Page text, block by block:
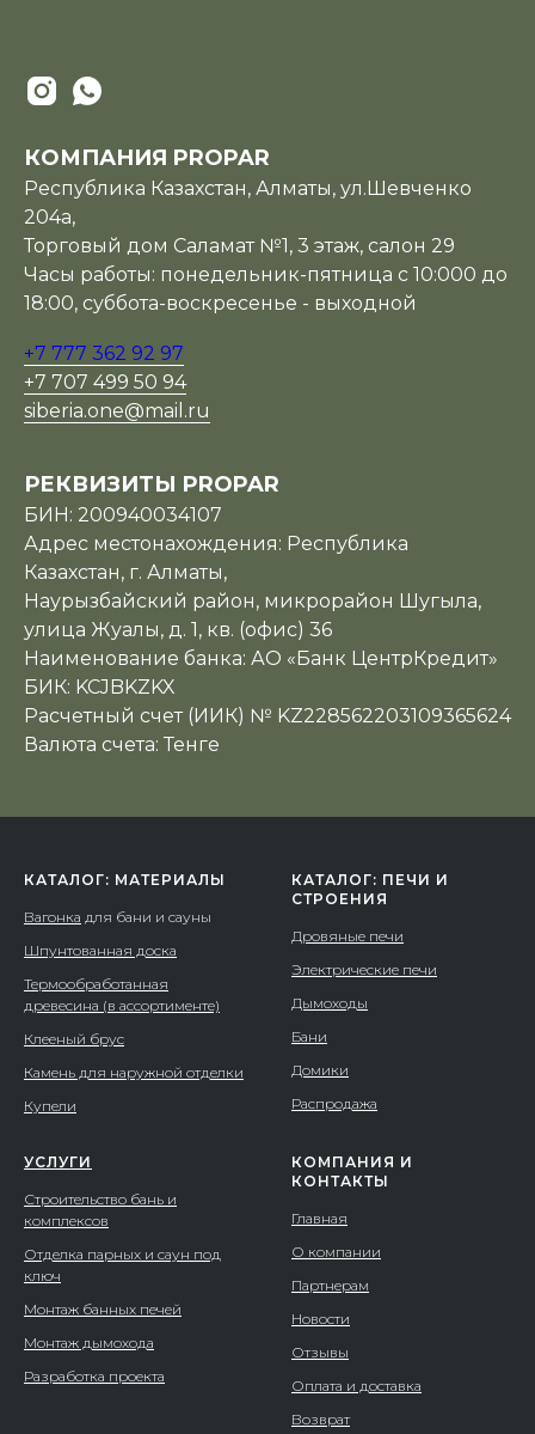
КОМПАНИЯ PROPAR
Республика Казахстан, Алматы, ул.Шевченко
204а,
Торговый дом Саламат №1, 3 этаж, салон 29
Часы работы: понедельник-пятница с 10:000 до
18:00, суббота-воскресенье - выходной
+7 777 362 92 97
+7 707 499 50 94
siberia.one@mail.ru
РЕКВИЗИТЫ PROPAR
БИН: 200940034107
Адрес местонахождения: Республика
Казахстан, г. Алматы,
Наурызбайский район, микрорайон Шугыла,
улица Жуалы, д. 1, кв. (офис) 36
Наименование банка: АО «Банк ЦентрКредит»
БИК: KCJBKZKX
Расчетный счет (ИИК) № KZ228562203109365624
Валюта счета: Тенге
КАТАЛОГ: МАТЕРИАЛЫ
Вагонка для бани и сауны
Шпунтованная доска
Термообработанная
древесина (в ассортименте)
Клееный брус
Камень для наружной отделки
Купели
КАТАЛОГ: ПЕЧИ И
СТРОЕНИЯ
Дровяные печи
Электрические печи
Дымоходы
Бани
Домики
Распродажа
УСЛУГИ
Строительство бань и
комплексов
Отделка парных и саун под
ключ
Монтаж банных печей
Монтаж дымохода
Разработка проекта
КОМПАНИЯ И
КОНТАКТЫ
Главная
О компании
Партнерам
Новости
Отзывы
Оплата и доставка
Возврат